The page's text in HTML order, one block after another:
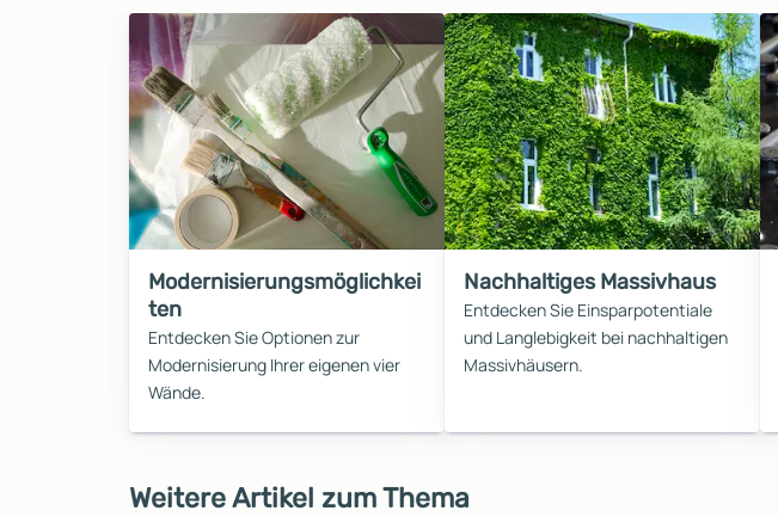
Modernisierungsmöglichkei
ten
Entdecken Sie Optionen zur
Modernisierung Ihrer eigenen vier
Wände.
Nachhaltiges Massivhaus
Entdecken Sie Einsparpotentiale
und Langlebigkeit bei nachhaltigen
Massivhäusern.
Weitere Artikel zum Thema